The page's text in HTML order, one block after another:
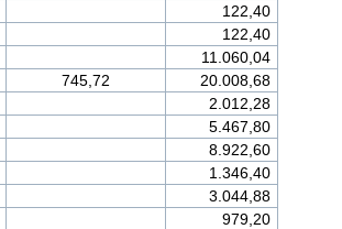
122,40
122,40
11.060,04
745,72
20.008,68
2.012,28
5.467,80
8.922,60
1.346,40
3.044,88
979,20